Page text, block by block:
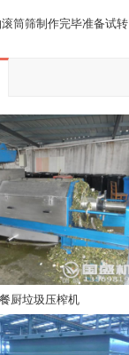
筒筛制作完毕准备试转
餐厨垃圾压榨机